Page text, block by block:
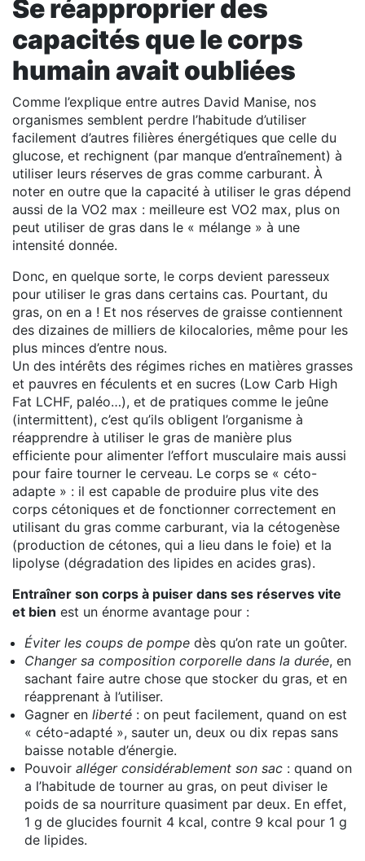
Se réapproprier des
capacités que le corps
humain avait oubliées
Comme l’explique entre autres David Manise, nos
organismes semblent perdre l’habitude d’utiliser
facilement d’autres filières énergétiques que celle du
glucose, et rechignent (par manque d’entraînement) à
utiliser leurs réserves de gras comme carburant. À
noter en outre que la capacité à utiliser le gras dépend
aussi de la VO2 max : meilleure est VO2 max, plus on
peut utiliser de gras dans le « mélange » à une
intensité donnée.
Donc, en quelque sorte, le corps devient paresseux
pour utiliser le gras dans certains cas. Pourtant, du
gras, on en a ! Et nos réserves de graisse contiennent
des dizaines de milliers de kilocalories, même pour les
plus minces d’entre nous.
Un des intérêts des régimes riches en matières grasses
et pauvres en féculents et en sucres (Low Carb High
Fat LCHF, paléo…), et de pratiques comme le jeûne
(intermittent), c’est qu’ils obligent l’organisme à
réapprendre à utiliser le gras de manière plus
efficiente pour alimenter l’effort musculaire mais aussi
pour faire tourner le cerveau. Le corps se « céto-
adapte » : il est capable de produire plus vite des
corps cétoniques et de fonctionner correctement en
utilisant du gras comme carburant, via la cétogenèse
(production de cétones, qui a lieu dans le foie) et la
lipolyse (dégradation des lipides en acides gras).
Entraîner son corps à puiser dans ses réserves vite
et bien est un énorme avantage pour :
Éviter les coups de pompe dès qu’on rate un goûter.
Changer sa composition corporelle dans la durée, en
sachant faire autre chose que stocker du gras, et en
réapprenant à l’utiliser.
Gagner en liberté : on peut facilement, quand on est
« céto-adapté », sauter un, deux ou dix repas sans
baisse notable d’énergie.
Pouvoir alléger considérablement son sac : quand on
a l’habitude de tourner au gras, on peut diviser le
poids de sa nourriture quasiment par deux. En effet,
1 g de glucides fournit 4 kcal, contre 9 kcal pour 1 g
de lipides.